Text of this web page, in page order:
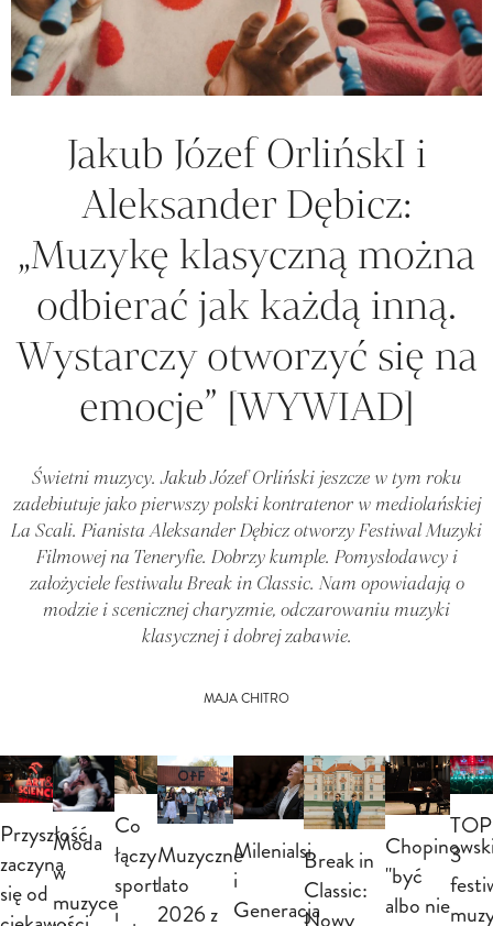
Jakub Józef OrlińskI i
Aleksander Dębicz:
„Muzykę klasyczną można
odbierać jak każdą inną.
Wystarczy otworzyć się na
emocje” [WYWIAD]
Świetni muzycy. Jakub Józef Orliński jeszcze w tym roku
zadebiutuje jako pierwszy polski kontratenor w mediolańskiej
La Scali. Pianista Aleksander Dębicz otworzy Festiwal Muzyki
Filmowej na Teneryfie. Dobrzy kumple. Pomysłodawcy i
założyciele festiwalu Break in Classic. Nam opowiadają o
modzie i scenicznej charyzmie, odczarowaniu muzyki
klasycznej i dobrej zabawie.
MAJA CHITRO
Przyszłość
zaczyna
się od
Moda
w
muzyce
Co
łączy
sport
i
Muzyczne
lato
2026 z
Milenialsi
i
Generacja
Break in
Classic:
"być
albo nie
TOP
3